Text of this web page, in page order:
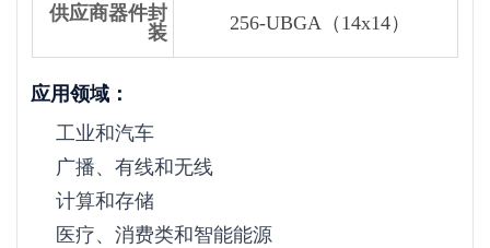
供应商器件封
装
256-UBGA（14x14）
应用领域：
工业和汽车
广播、有线和无线
计算和存储
医疗、消费类和智能能源